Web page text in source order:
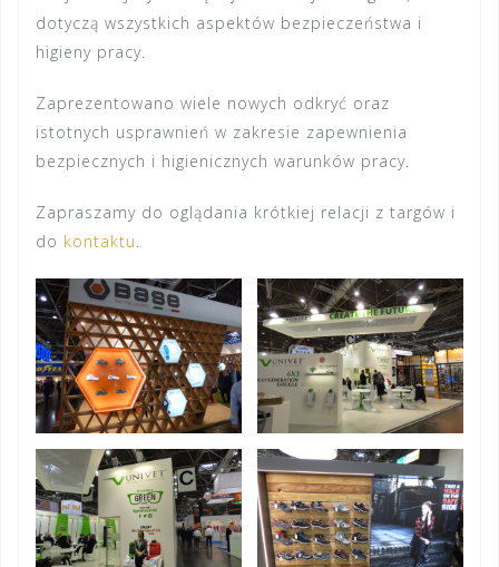
dotyczą wszystkich aspektów bezpieczeństwa i
higieny pracy.
Zaprezentowano wiele nowych odkryć oraz
istotnych usprawnień w zakresie zapewnienia
bezpiecznych i higienicznych warunków pracy.
Zapraszamy do oglądania krótkiej relacji z targów i
do kontaktu.